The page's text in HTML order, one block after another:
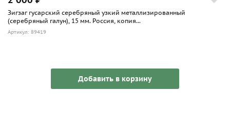
Зигзаг гусарский серебряный узкий металлизированный
(серебряный галун), 15 мм. Россия, копия...
Артикул: 89419
Добавить в корзину